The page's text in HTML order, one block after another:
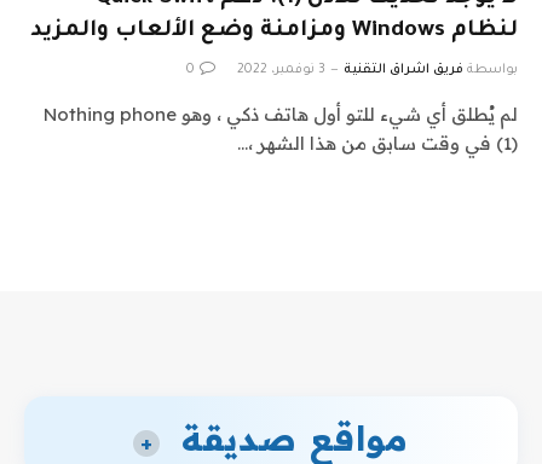
لنظام Windows ومزامنة وضع الألعاب والمزيد
بواسطة فريق اشراق التقنية 3 نوفمبر، 2022 0
لم يُطلق أي شيء للتو أول هاتف ذكي ، وهو Nothing phone
(1) في وقت سابق من هذا الشهر ،…
مواقع صديقة +